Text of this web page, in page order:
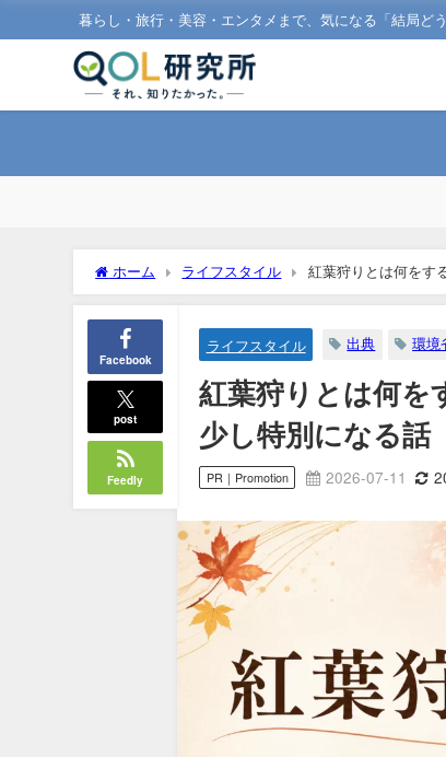
暮らし・旅行・美容・エンタメまで、気になる「結局ど
ホーム ライフスタイル 紅葉狩りとは何をす
Facebook
post
Feedly
ライフスタイル 出典 環境
紅葉狩りとは何を
少し特別になる話
PR｜Promotion 2026-07-11